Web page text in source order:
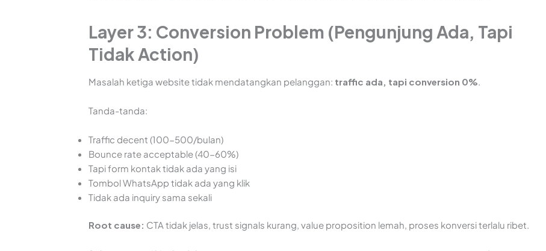
Layer 3: Conversion Problem (Pengunjung Ada, Tapi
Tidak Action)
Masalah ketiga website tidak mendatangkan pelanggan: traffic ada, tapi conversion 0%
Tanda-tanda:
Traffic decent (100-500/bulan)
Bounce rate acceptable (40-60%)
Tapi form kontak tidak ada yang isi
Tombol WhatsApp tidak ada yang klik
Tidak ada inquiry sama sekali
Root cause: CTA tidak jelas, trust signals kurang, value proposition lemah, proses konversi terlalu ribet.